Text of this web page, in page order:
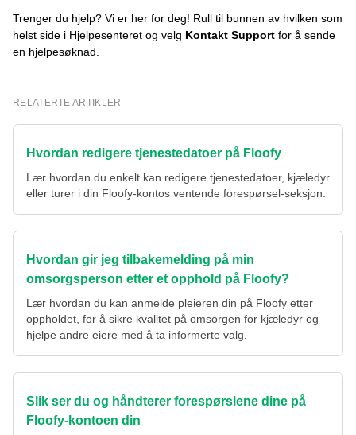
Trenger du hjelp? Vi er her for deg! Rull til bunnen av hvilken som
helst side i Hjelpesenteret og velg Kontakt Support for å sende
en hjelpesøknad.
RELATERTE ARTIKLER
Hvordan redigere tjenestedatoer på Floofy
Lær hvordan du enkelt kan redigere tjenestedatoer, kjæledyr
eller turer i din Floofy-kontos ventende forespørsel-seksjon.
Hvordan gir jeg tilbakemelding på min
omsorgsperson etter et opphold på Floofy?
Lær hvordan du kan anmelde pleieren din på Floofy etter
oppholdet, for å sikre kvalitet på omsorgen for kjæledyr og
hjelpe andre eiere med å ta informerte valg.
Slik ser du og håndterer forespørslene dine på
Floofy-kontoen din